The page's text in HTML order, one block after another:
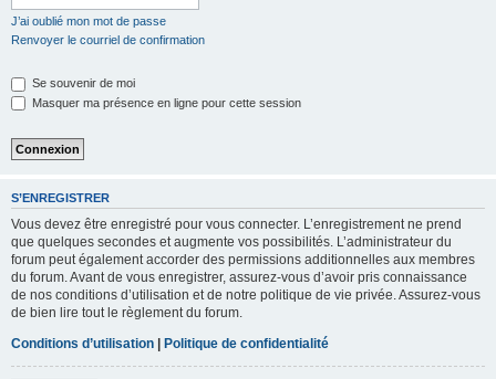
J’ai oublié mon mot de passe
Renvoyer le courriel de confirmation
Se souvenir de moi
Masquer ma présence en ligne pour cette session
S’ENREGISTRER
Vous devez être enregistré pour vous connecter. L’enregistrement ne prend
que quelques secondes et augmente vos possibilités. L’administrateur du
forum peut également accorder des permissions additionnelles aux membres
du forum. Avant de vous enregistrer, assurez-vous d’avoir pris connaissance
de nos conditions d’utilisation et de notre politique de vie privée. Assurez-vous
de bien lire tout le règlement du forum.
Conditions d’utilisation | Politique de confidentialité